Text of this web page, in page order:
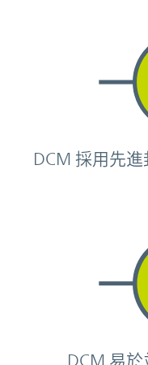
DCM 採用先
DCM 易